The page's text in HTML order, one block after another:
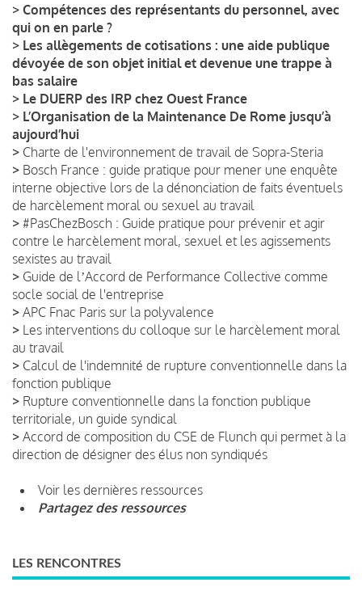
> Compétences des représentants du personnel, avec
qui on en parle ?
> Les allègements de cotisations : une aide publique
dévoyée de son objet initial et devenue une trappe à
bas salaire
> Le DUERP des IRP chez Ouest France
> L’Organisation de la Maintenance De Rome jusqu’à
aujourd’hui
> Charte de l'environnement de travail de Sopra-Steria
> Bosch France : guide pratique pour mener une enquête
interne objective lors de la dénonciation de faits éventuels
de harcèlement moral ou sexuel au travail
> #PasChezBosch : Guide pratique pour prévenir et agir
contre le harcèlement moral, sexuel et les agissements
sexistes au travail
> Guide de lʼAccord de Performance Collective comme
socle social de l'entreprise
> APC Fnac Paris sur la polyvalence
> Les interventions du colloque sur le harcèlement moral
au travail
> Calcul de l'indemnité de rupture conventionnelle dans la
fonction publique
> Rupture conventionnelle dans la fonction publique
territoriale, un guide syndical
> Accord de composition du CSE de Flunch qui permet à la
direction de désigner des élus non syndiqués
Voir les dernières ressources
Partagez des ressources
LES RENCONTRES